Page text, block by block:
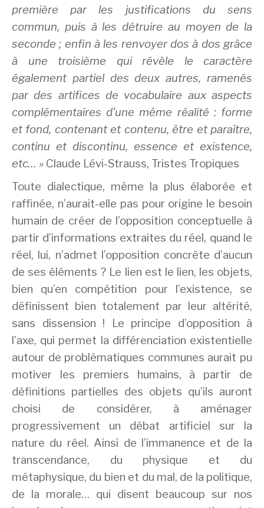
première par les justifications du sens
commun, puis à les détruire au moyen de la
seconde ; enfin à les renvoyer dos à dos grâce
à une troisième qui révèle le caractère
également partiel des deux autres, ramenés
par des artifices de vocabulaire aux aspects
complémentaires d’une même réalité : forme
et fond, contenant et contenu, être et paraître,
continu et discontinu, essence et existence,
etc… » Claude Lévi-Strauss, Tristes Tropiques
Toute dialectique, même la plus élaborée et
raffinée, n’aurait-elle pas pour origine le besoin
humain de créer de l’opposition conceptuelle à
partir d’informations extraites du réel, quand le
réel, lui, n’admet l’opposition concrète d’aucun
de ses éléments ? Le lien est le lien, les objets,
bien qu’en compétition pour l’existence, se
définissent bien totalement par leur altérité,
sans dissension ! Le principe d’opposition à
l’axe, qui permet la différenciation existentielle
autour de problématiques communes aurait pu
motiver les premiers humains, à partir de
définitions partielles des objets qu’ils auront
choisi de considérer, à aménager
progressivement un débat artificiel sur la
nature du réel. Ainsi de l’immanence et de la
transcendance, du physique et du
métaphysique, du bien et du mal, de la politique,
de la morale… qui disent beaucoup sur nos